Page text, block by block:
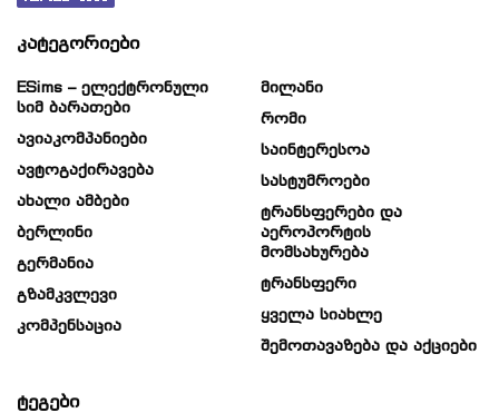
კატეგორიები
ESims – Ელექტრონული
Სიმ Ბარათები
Ავიაკომპანიები
Ავტოგაქირავება
Ახალი Ამბები
Ბერლინი
Გერმანია
Გზამკვლევი
Კომპენსაცია
Მილანი
Რომი
Საინტერესოა
Სასტუმროები
Ტრანსფერები Და
Აეროპორტის
Მომსახურება
Ტრანსფერი
Ყველა Სიახლე
Შემოთავაზება Და Აქციები
ტეგები